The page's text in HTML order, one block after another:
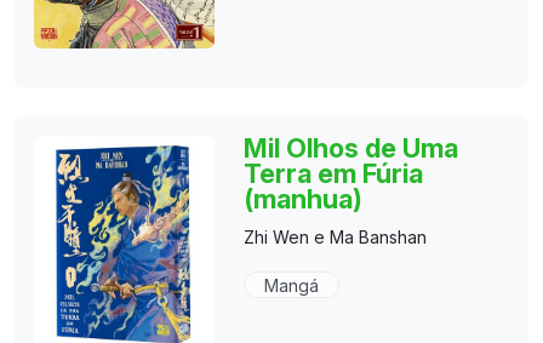
Mil Olhos de Uma
Terra em Fúria
(manhua)
Zhi Wen e Ma Banshan
Mangá